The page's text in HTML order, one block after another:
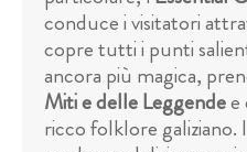
conduce i visitatori
copre tutti i punti
ancora più magica,
Miti e delle Leggendee
ricco folklore galiziano.